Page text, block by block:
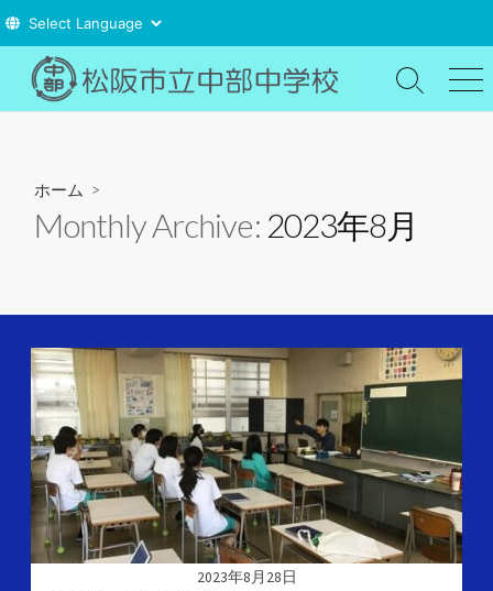
テ
検
索
メ
ニ
ホーム >
Monthly Archive: 2023年8月
2023年8月28日